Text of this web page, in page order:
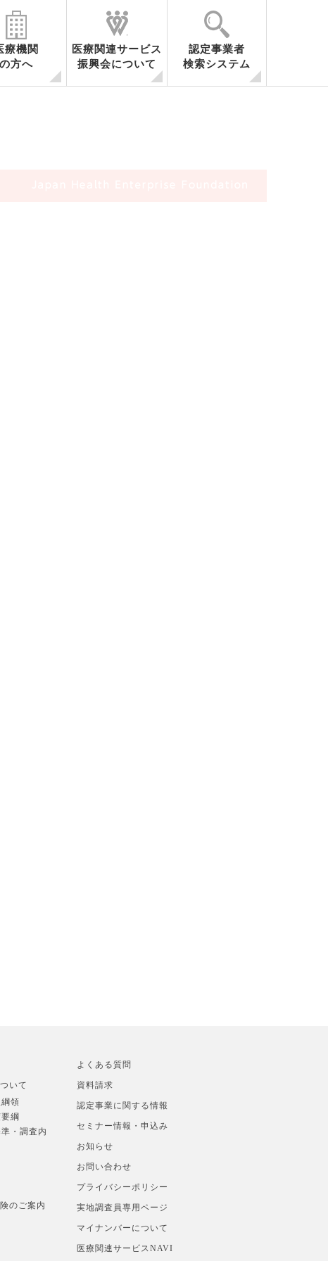
療機関
の方へ
医療関連サービス
振興会について
認定事業者
検索システム
いて
領
綱
・調査内
のご案内
よくある質問
資料請求
認定事業に関する情報
セミナー情報・申込み
お知らせ
お問い合わせ
プライバシーポリシー
実地調査員専用ページ
マイナンバーについて
医療関連サービスNAVI